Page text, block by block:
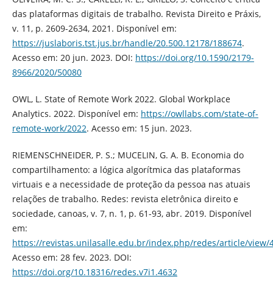
das plataformas digitais de trabalho. Revista Direito e Práxis,
v. 11, p. 2609-2634, 2021. Disponível em:
https://juslaboris.tst.jus.br/handle/20.500.12178/188674.
Acesso em: 20 jun. 2023. DOI: https://doi.org/10.1590/2179-
8966/2020/50080
OWL, L. State of Remote Work 2022. Global Workplace
Analytics. 2022. Disponível em: https://owllabs.com/state-of-
remote-work/2022. Acesso em: 15 jun. 2023.
RIEMENSCHNEIDER, P. S.; MUCELIN, G. A. B. Economia do
compartilhamento: a lógica algorítmica das plataformas
virtuais e a necessidade de proteção da pessoa nas atuais
relações de trabalho. Redes: revista eletrônica direito e
sociedade, canoas, v. 7, n. 1, p. 61-93, abr. 2019. Disponível
em:
https://revistas.unilasalle.edu.br/index.php/redes/article/view/
Acesso em: 28 fev. 2023. DOI:
https://doi.org/10.18316/redes.v7i1.4632